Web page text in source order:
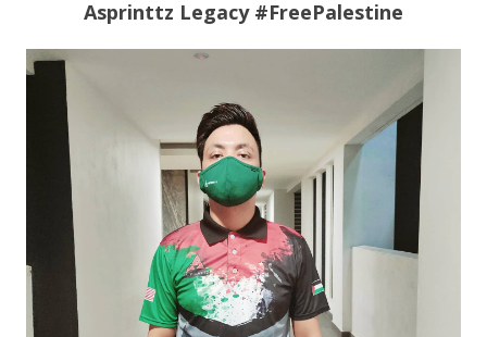
Asprinttz Legacy #FreePalestine